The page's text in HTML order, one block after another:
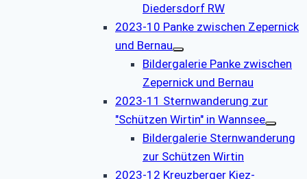
Diedersdorf RW
2023-10 Panke zwischen Zepernick
und Bernau
Bildergalerie Panke zwischen
Zepernick und Bernau
2023-11 Sternwanderung zur
"Schützen Wirtin" in Wannsee
Bildergalerie Sternwanderung
zur Schützen Wirtin
2023-12 Kreuzberger Kiez-